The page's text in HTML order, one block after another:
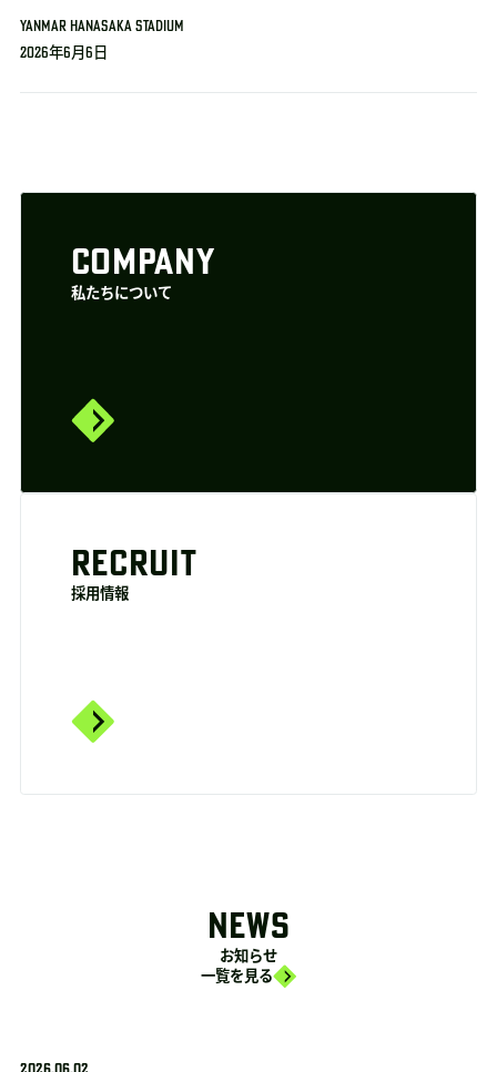
YANMAR HANASAKA STADIUM
2026年6月6日
COMPANY
私たちについて
RECRUIT
採用情報
NEWS
お知らせ
一覧を見る